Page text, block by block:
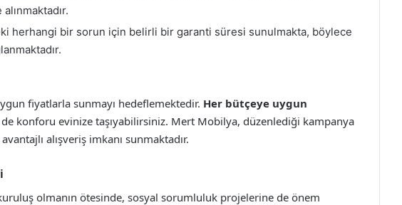
herhangi bir sorun için belirli bir garanti süresi sunulmakta, böylece
fiyatlarla sunmayı hedeflemektedir. Her bütçeye uygun
de konforu evinize taşıyabilirsiniz. Mert Mobilya, düzenlediği kampanya
alışveriş imkanı sunmaktadır.
olmanın ötesinde, sosyal sorumluluk projelerine de önem